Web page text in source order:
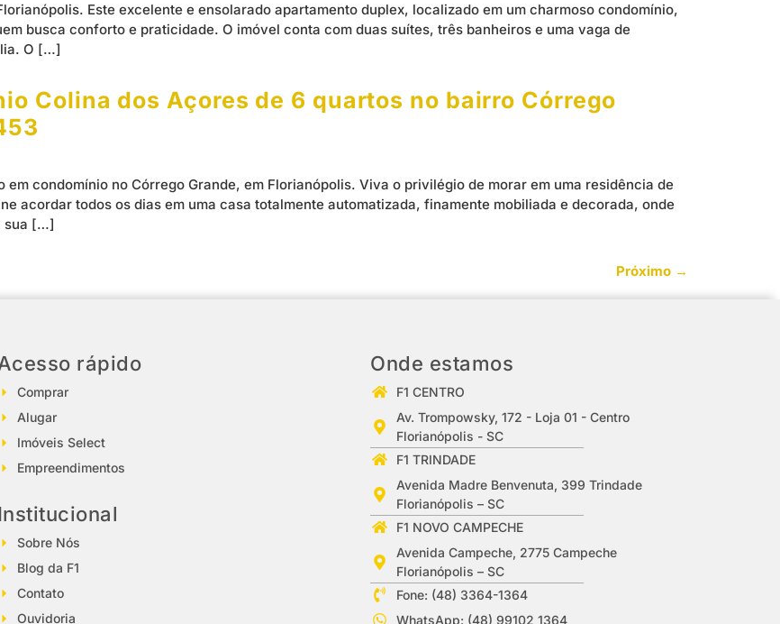
Este excelente e ensolarado apartamento duplex, localizado em um charmoso condomínio,
busca conforto e praticidade. O imóvel conta com duas suítes, três banheiros e uma vaga de
O […]
Colina dos Açores de 6 quartos no bairro Córrego
condomínio no Córrego Grande, em Florianópolis. Viva o privilégio de morar em uma residência de
acordar todos os dias em uma casa totalmente automatizada, finamente mobiliada e decorada, onde
sua […]
Próximo →
rápido
Comprar
Alugar
Imóveis Select
Empreendimentos
Sobre Nós
Blog da F1
Contato
Ouvidoria
Onde estamos
F1 CENTRO
Av. Trompowsky, 172 - Loja 01 - Centro
Florianópolis - SC
F1 TRINDADE
Avenida Madre Benvenuta, 399 Trindade
Florianópolis – SC
F1 NOVO CAMPECHE
Avenida Campeche, 2775 Campeche
Florianópolis – SC
Fone: (48) 3364-1364
WhatsApp: (48) 99102 1364